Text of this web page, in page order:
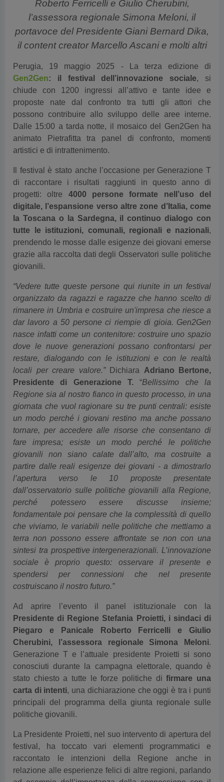
Roberto Ferricelli e Giulio Cherubini,
l’assessora regionale Simona Meloni, il
portavoce del Presidente Giani Bernard Dika,
il content creator Marcello Ascani e molti altri
Perugia, 19 maggio 2025 - La terza edizione di
Gen2Gen: il festival dell’innovazione sociale, si
chiude con 1200 ingressi all’attivo e tante idee e
proposte nate dal confronto tra tutti gli attori che
possono contribuire allo sviluppo delle aree interne.
Dalle 15:00 a tarda notte, il mosaico del Gen2Gen ha
animato Pietrafitta tra panel di confronto, momenti
artistici e di intrattenimento.
Il festival è stato anche l’occasione per Generazione T
di raccontare i risultati raggiunti in questo anno di
progetti: oltre 4000 persone formate nell’uso del
digitale, l’espansione verso altre zone d’Italia, come
la Toscana o la Sardegna, il continuo dialogo con
tutte le istituzioni, comunali, regionali e nazionali,
prendendo le mosse dalle esigenze dei giovani emerse
grazie alla raccolta dati degli Osservatori sulle politiche
giovanili.
“Vedere tutte queste persone qui riunite in un festival
organizzato da ragazzi e ragazze che hanno scelto di
rimanere in Umbria e costruire un'impresa che riesce a
dar lavoro a 50 persone ci riempie di gioia. Gen2Gen
nasce infatti come un contenitore: costruire uno spazio
dove le nuove generazioni possano confrontarsi per
restare, dialogando con le istituzioni e con le realtà
locali per creare valore.” Dichiara Adriano Bertone,
Presidente di Generazione T. “Bellissimo che la
Regione sia al nostro fianco in questo processo, in una
giornata che vuol ragionare su tre punti centrali: esiste
un modo perché i giovani restino ma anche possano
tornare, per accedere alle risorse che consentano di
fare impresa; esiste un modo perché le politiche
giovanili non siano calate dall’alto, ma costruite a
partire dalle reali esigenze dei giovani - a dimostrarlo
l’apertura verso le 10 proposte presentate
dall’osservatorio sulle politiche giovanili alla Regione,
perché potessero essere discusse insieme;
fondamentale poi pensare che la complessità di quello
che viviamo, le variabili nelle politiche che mettiamo a
terra non possono essere affrontate se non con una
sintesi tra prospettive intergenerazionali. L’innovazione
sociale è proprio questo: osservare il presente e
spendersi per connessioni che nel presente
costruiscano il nostro futuro.”
Ad aprire l’evento il panel istituzionale con la
Presidente di Regione Stefania Proietti, i sindaci di
Piegaro e Panicale Roberto Ferricelli e Giulio
Cherubini, l’assessora regionale Simona Meloni.
Generazione T e l’attuale presidente Proietti si sono
conosciuti durante la campagna elettorale, quando è
stato chiesto a tutte le forze politiche difirmare una
carta di intenti, una dichiarazione che oggi è tra i punti
principali del programma della giunta regionale sulle
politiche giovanili.
La Presidente Proietti, nel suo intervento di apertura del
festival, ha toccato vari elementi programmatici e
raccontato le intenzioni della Regione anche in
relazione alle esperienze felici di altre regioni, parlando